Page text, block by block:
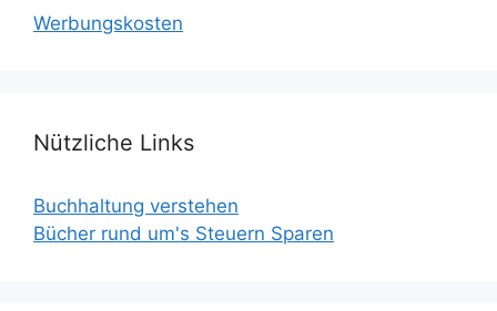
Werbungskosten
Nützliche Links
Buchhaltung verstehen
Bücher rund um's Steuern Sparen